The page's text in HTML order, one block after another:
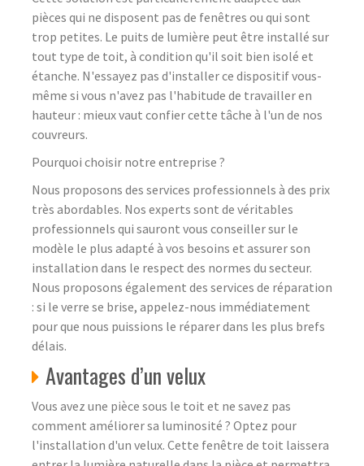
pièces qui ne disposent pas de fenêtres ou qui sont
trop petites. Le puits de lumière peut être installé sur
tout type de toit, à condition qu'il soit bien isolé et
étanche. N'essayez pas d'installer ce dispositif vous-
même si vous n'avez pas l'habitude de travailler en
hauteur : mieux vaut confier cette tâche à l'un de nos
couvreurs.
Pourquoi choisir notre entreprise ?
Nous proposons des services professionnels à des prix
très abordables. Nos experts sont de véritables
professionnels qui sauront vous conseiller sur le
modèle le plus adapté à vos besoins et assurer son
installation dans le respect des normes du secteur.
Nous proposons également des services de réparation
: si le verre se brise, appelez-nous immédiatement
pour que nous puissions le réparer dans les plus brefs
délais.
Avantages d’un velux
Vous avez une pièce sous le toit et ne savez pas
comment améliorer sa luminosité ? Optez pour
l'installation d'un velux. Cette fenêtre de toit laissera